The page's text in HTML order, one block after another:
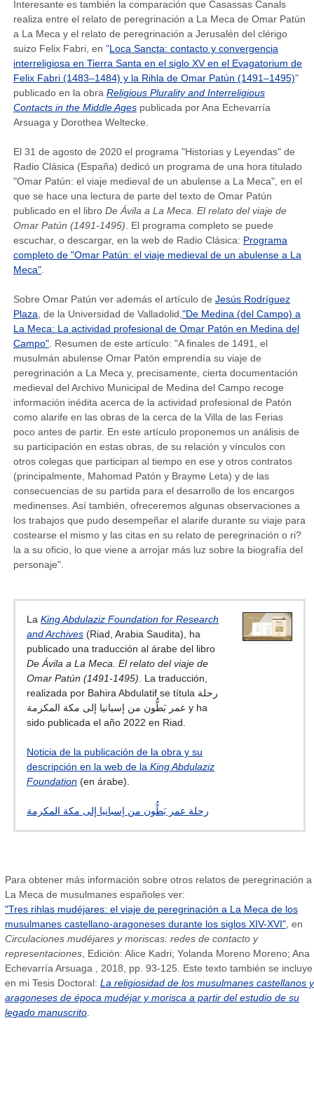
Interesante es también la comparación que Casassas Canals
realiza entre el relato de peregrinación a La Meca de Omar Patún
a La Meca y el relato de peregrinación a Jerusalén del clérigo
suizo Felix Fabri, en "Loca Sancta: contacto y convergencia
interreligiosa en Tierra Santa en el siglo XV en el Evagatorium de
Felix Fabri (1483–1484) y la Rihla de Omar Patún (1491–1495)"
publicado en la obra Religious Plurality and Interreligious
Contacts in the Middle Ages publicada por Ana Echevarría
Arsuaga y Dorothea Weltecke.
El 31 de agosto de 2020 el programa "Historias y Leyendas" de
Radio Clásica (España) dedicó un programa de una hora titulado
"Omar Patún: el viaje medieval de un abulense a La Meca", en el
que se hace una lectura de parte del texto de Omar Patún
publicado en el libro De Ávila a La Meca. El relato del viaje de
Omar Patún (1491-1495) . El programa completo se puede
escuchar, o descargar, en la web de Radio Clásica: Programa
completo de "Omar Patún: el viaje medieval de un abulense a La
Meca"
Sobre Omar Patún ver además el artículo de Jesús Rodríguez
Plaza , de la Universidad de Valladolid, "De Medina (del Campo) a
La Meca: La actividad profesional de Omar Patón en Medina del
Campo" . Resumen de este artículo: "A finales de 1491, el
musulmán abulense Omar Patón emprendía su viaje de
peregrinación a La Meca y, precisamente, cierta documentación
medieval del Archivo Municipal de Medina del Campo recoge
información inédita acerca de la actividad profesional de Patón
como alarife en las obras de la cerca de la Villa de las Ferias
poco antes de partir. En este artículo proponemos un análisis de
su participación en estas obras, de su relación y vínculos con
otros colegas que participan al tiempo en ese y otros contratos
(principalmente, Mahomad Patón y Brayme Leta) y de las
consecuencias de su partida para el desarrollo de los encargos
medinenses. Así también, ofreceremos algunas observaciones a
los trabajos que pudo desempeñar el alarife durante su viaje para
costearse el mismo y las citas en su relato de peregrinación o ri?
la a su oficio, lo que viene a arrojar más luz sobre la biografía del
personaje".
La King Abdulaziz Foundation for Research
and Archives (Riad, Arabia Saudita), ha
publicado una traducción al árabe del libro
De Ávila a La Meca. El relato del viaje de
Omar Patún (1491-1495) . La traducción,
realizada por Bahira Abdulatif se títula رحلة
عمر بَطُّون من إسبانيا إلى مكة المكرمة y ha
sido publicada el año 2022 en Riad.
Noticia de la publicación de la obra y su
descripción en la web de la King Abdulaziz
Foundation (en árabe).
رحلة عمر بَطُّون من إسبانيا إلى مكة المكرمة
Para obtener más información sobre otros relatos de peregrinación a
La Meca de musulmanes españoles ver:
"Tres rihlas mudéjares: el viaje de peregrinación a La Meca de los
musulmanes castellano-aragoneses durante los siglos XIV-XVI" , en
Circulaciones mudéjares y moriscas: redes de contacto y
representaciones , Edición: Alice Kadri; Yolanda Moreno Moreno; Ana
Echevarría Arsuaga , 2018, pp. 93-125. Este texto también se incluye
en mi Tesis Doctoral: La religiosidad de los musulmanes castellanos y
aragoneses de época mudéjar y morisca a partir del estudio de su
legado manuscrito